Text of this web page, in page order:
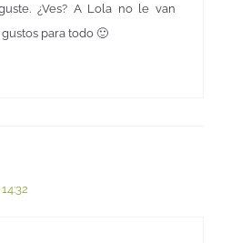
¿Ves? A Lola no le van
para todo 🙂